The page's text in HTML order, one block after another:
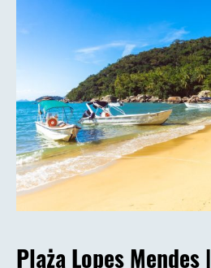
Plaża Lopes Mendes |